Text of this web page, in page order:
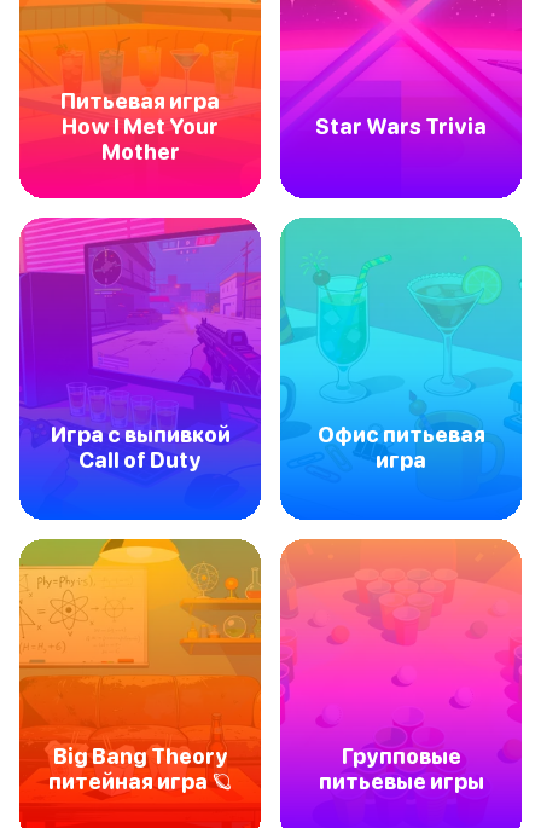
Питьевая игра
How I Met Your
Mother
Star Wars Trivia
Игра с выпивкой
Call of Duty
Офис питьевая
игра
Big Bang Theory
питейная игра 🪐
Групповые
питьевые игры